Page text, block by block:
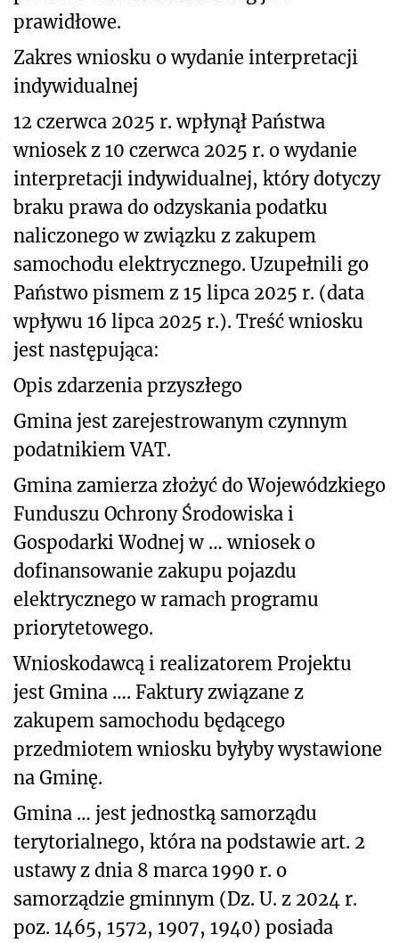
prawidłowe.
Zakres wniosku o wydanie interpretacji
indywidualnej
12 czerwca 2025 r. wpłynął Państwa
wniosek z 10 czerwca 2025 r. o wydanie
interpretacji indywidualnej, który dotyczy
braku prawa do odzyskania podatku
naliczonego w związku z zakupem
samochodu elektrycznego. Uzupełnili go
Państwo pismem z 15 lipca 2025 r. (data
wpływu 16 lipca 2025 r.). Treść wniosku
jest następująca:
Opis zdarzenia przyszłego
Gmina jest zarejestrowanym czynnym
podatnikiem VAT.
Gmina zamierza złożyć do Wojewódzkiego
Funduszu Ochrony Środowiska i
Gospodarki Wodnej w … wniosek o
dofinansowanie zakupu pojazdu
elektrycznego w ramach programu
priorytetowego.
Wnioskodawcą i realizatorem Projektu
jest Gmina …. Faktury związane z
zakupem samochodu będącego
przedmiotem wniosku byłyby wystawione
na Gminę.
Gmina … jest jednostką samorządu
terytorialnego, która na podstawie art. 2
ustawy z dnia 8 marca 1990 r. o
samorządzie gminnym (Dz. U. z 2024 r.
poz. 1465, 1572, 1907, 1940) posiada